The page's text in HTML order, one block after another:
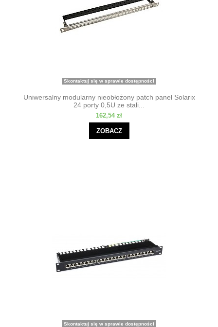
Skontaktuj się w sprawie dostępności
Uniwersalny modularny nieobłożony patch panel Solarix
24 porty 0,5U ze stali...
162,54 zł
ZOBACZ
Skontaktuj się w sprawie dostępności